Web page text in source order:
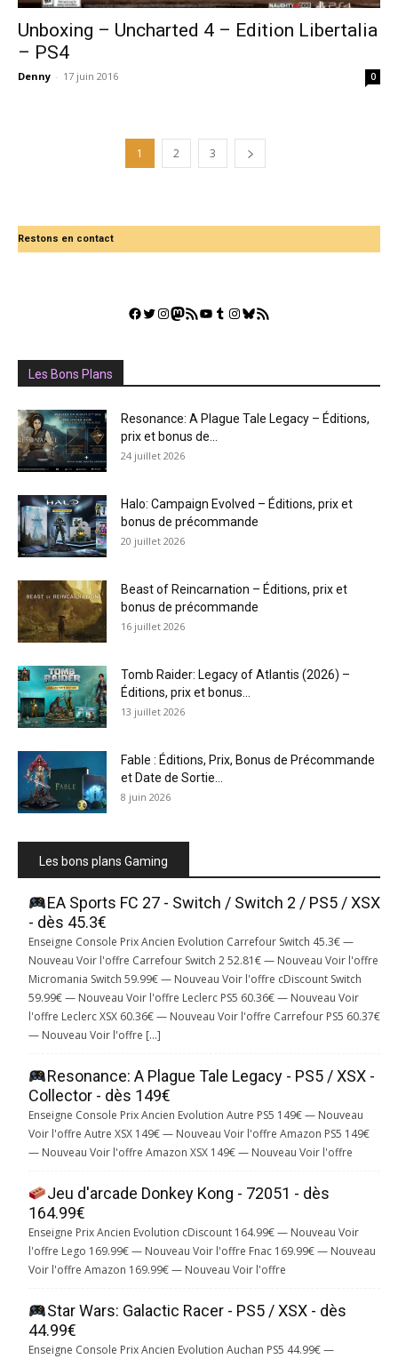
Unboxing – Uncharted 4 – Edition Libertalia
– PS4
Denny - 17 juin 2016 0
1 2 3
Restons en contact
Facebook
Twitter
Instagram
Mastodon
Flux RSSYouTube
Tumblr
Instagram
Bluesky
GestGame
Les Bons Plans
Resonance: A Plague Tale Legacy – Éditions,
prix et bonus de...
24 juillet 2026
Halo: Campaign Evolved – Éditions, prix et
bonus de précommande
20 juillet 2026
Beast of Reincarnation – Éditions, prix et
bonus de précommande
16 juillet 2026
Tomb Raider: Legacy of Atlantis (2026) –
Éditions, prix et bonus...
13 juillet 2026
Fable : Éditions, Prix, Bonus de Précommande
et Date de Sortie...
8 juin 2026
Les bons plans Gaming
EA Sports FC 27 - Switch / Switch 2 / PS5 / XSX
- dès 45.3€
Enseigne Console Prix Ancien Evolution Carrefour Switch 45.3€ —
Nouveau Voir l'offre Carrefour Switch 2 52.81€ — Nouveau Voir l'offre
Micromania Switch 59.99€ — Nouveau Voir l'offre cDiscount Switch
59.99€ — Nouveau Voir l'offre Leclerc PS5 60.36€ — Nouveau Voir
l'offre Leclerc XSX 60.36€ — Nouveau Voir l'offre Carrefour PS5 60.37€
— Nouveau Voir l'offre […]
Resonance: A Plague Tale Legacy - PS5 / XSX -
Collector - dès 149€
Enseigne Console Prix Ancien Evolution Autre PS5 149€ — Nouveau
Voir l'offre Autre XSX 149€ — Nouveau Voir l'offre Amazon PS5 149€
— Nouveau Voir l'offre Amazon XSX 149€ — Nouveau Voir l'offre
Jeu d'arcade Donkey Kong - 72051 - dès
164.99€
Enseigne Prix Ancien Evolution cDiscount 164.99€ — Nouveau Voir
l'offre Lego 169.99€ — Nouveau Voir l'offre Fnac 169.99€ — Nouveau
Voir l'offre Amazon 169.99€ — Nouveau Voir l'offre
Star Wars: Galactic Racer - PS5 / XSX - dès
44.99€
Enseigne Console Prix Ancien Evolution Auchan PS5 44.99€ —